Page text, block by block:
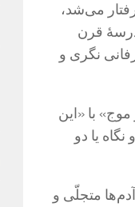
می‌شد،
قرن
نگری و
با «این
یا دو
متجلّی و